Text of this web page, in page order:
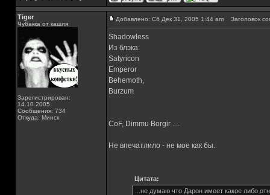
Tiger
Чубакка от кашля
Зарегистрирован:
14.10.2005
Сообщения: 734
Откуда: Минск
Добавлено: Сб Дек 31, 2005 1:44 am Заголовок
Shadowless
Из блэка:
Satyricon
Emperor
Behemoth,
Burzum
CoF, Dimmu Borgir ....
Не впечатлило - не мое как бы.
Цитата:
...не думаю что Дарон имеет какое либо